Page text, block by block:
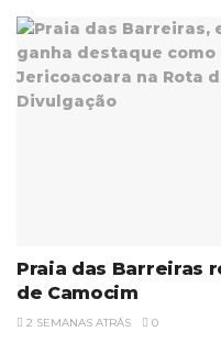
Praia das Barreiras
de Camocim
2 SEMANAS ATRÁS 0